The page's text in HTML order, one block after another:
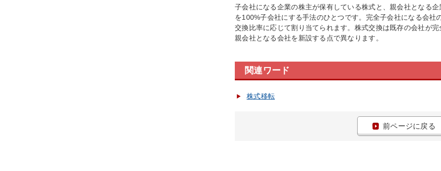
子会社になる企業の株主が保有している株式と、親会社となる
を100%子会社にする手法のひとつです。完全子会社になる会社
交換比率に応じて割り当てられます。株式交換は既存の会社が
親会社となる会社を新設する点で異なります。
関連ワード
株式移転
前ページに戻る